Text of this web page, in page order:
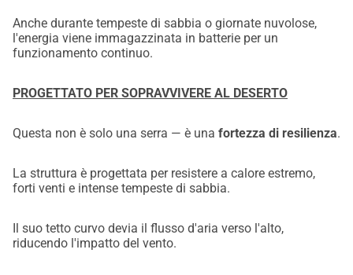
Anche durante tempeste di sabbia o giornate nuvolose,
l'energia viene immagazzinata in batterie per un
funzionamento continuo.
PROGETTATO PER SOPRAVVIVERE AL DESERTO
Questa non è solo una serra — è una fortezza di resilienza.
La struttura è progettata per resistere a calore estremo,
forti venti e intense tempeste di sabbia.
Il suo tetto curvo devia il flusso d'aria verso l'alto,
riducendo l'impatto del vento.